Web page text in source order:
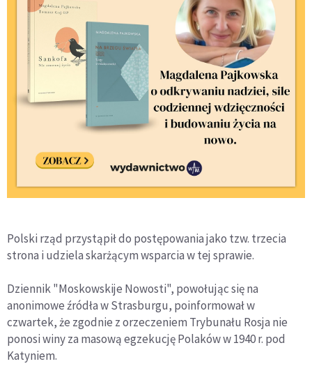
Polski rząd przystąpił do postępowania jako tzw. trzecia
strona i udziela skarżącym wsparcia w tej sprawie.
Dziennik "Moskowskije Nowosti", powołując się na
anonimowe źródła w Strasburgu, poinformował w
czwartek, że zgodnie z orzeczeniem Trybunału Rosja nie
ponosi winy za masową egzekucję Polaków w 1940 r. pod
Katyniem.